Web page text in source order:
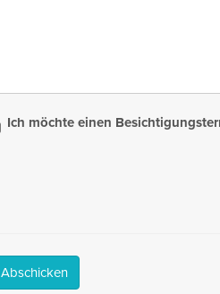
Ich möchte einen
Abschicken